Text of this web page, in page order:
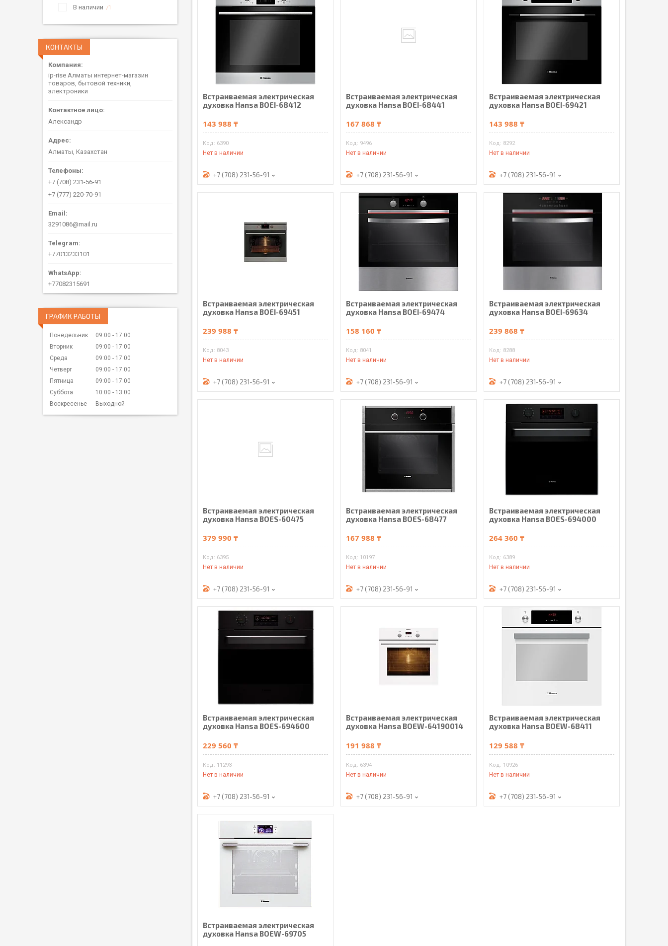
Встраиваемая электрическая
духовка Hansa BOEI-68412
143 988 ₸
6390
Нет в наличии
+7 (708) 231-56-91
Встраиваемая электрическая
духовка Hansa BOEI-68441
167 868 ₸
9496
Нет в наличии
+7 (708) 231-56-91
Встраиваемая электрическая
духовка Hansa BOEI-69421
143 988 ₸
8292
Нет в наличии
+7 (708) 231-56-91
Встраиваемая электрическая
духовка Hansa BOEI-69451
239 988 ₸
8043
Нет в наличии
+7 (708) 231-56-91
Встраиваемая электрическая
духовка Hansa BOEI-69474
158 160 ₸
8041
Нет в наличии
+7 (708) 231-56-91
Встраиваемая электрическая
духовка Hansa BOEI-69634
239 868 ₸
8288
Нет в наличии
+7 (708) 231-56-91
Встраиваемая электрическая
духовка Hansa BOES-60475
379 990 ₸
6395
Нет в наличии
+7 (708) 231-56-91
Встраиваемая электрическая
духовка Hansa BOES-68477
167 988 ₸
10197
Нет в наличии
+7 (708) 231-56-91
Встраиваемая электрическая
духовка Hansa BOES-694000
264 360 ₸
6389
Нет в наличии
+7 (708) 231-56-91
Встраиваемая электрическая
духовка Hansa BOES-694600
229 560 ₸
11293
Нет в наличии
+7 (708) 231-56-91
Встраиваемая электрическая
духовка Hansa BOEW-64190014
191 988 ₸
6394
Нет в наличии
+7 (708) 231-56-91
Встраиваемая электрическая
духовка Hansa BOEW-68411
129 588 ₸
10926
Нет в наличии
+7 (708) 231-56-91
Встраиваемая электрическая
духовка Hansa BOEW-69705
В наличии
1
КОНТАКТЫ
ip-rise Алматы интернет-магазин
товаров, бытовой техники,
электроники
Александр
Алматы, Казахстан
+7 (708) 231-56-91
+7 (777) 220-70-91
3291086@mail.ru
+77013233101
+77082315691
ГРАФИК РАБОТЫ
Понедельник 09:00
17:00
Вторник
09:00
17:00
Среда
09:00
17:00
Четверг
09:00
17:00
Пятница
09:00
17:00
Суббота
10:00
13:00
Воскресенье
Выходной